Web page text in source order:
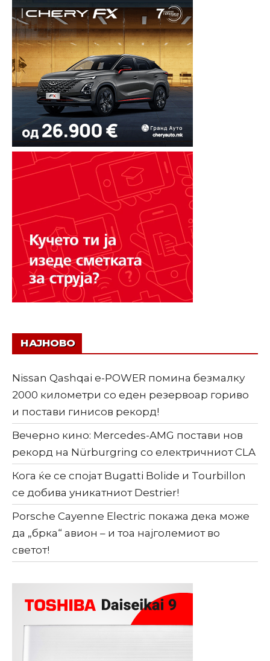
НАЈНОВО
Nissan Qashqai e-POWER помина безмалку
2000 километри со еден резервоар гориво
и постави гинисов рекорд!
Вечерно кино: Mercedes-AMG постави нов
рекорд на Nürburgring со електричниот CLA
Кога ќе се спојат Bugatti Bolide и Tourbillon
се добива уникатниот Destrier!
Porsche Cayenne Electric покажа дека може
да „брка“ авион – и тоа најголемиот во
светот!